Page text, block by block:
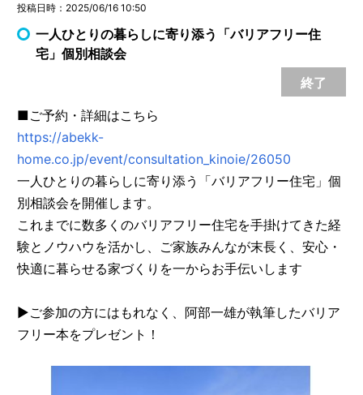
投稿日時：2025/06/16 10:50
一人ひとりの暮らしに寄り添う「バリアフリー住
宅」個別相談会
終了
■ご予約・詳細はこちら
https://abekk-
home.co.jp/event/consultation_kinoie/26050
一人ひとりの暮らしに寄り添う「バリアフリー住宅」個
別相談会を開催します。
これまでに数多くのバリアフリー住宅を手掛けてきた経
験とノウハウを活かし、ご家族みんなが末長く、安心・
快適に暮らせる家づくりを一からお手伝いします
▶︎ご参加の方にはもれなく、阿部一雄が執筆したバリア
フリー本をプレゼント！